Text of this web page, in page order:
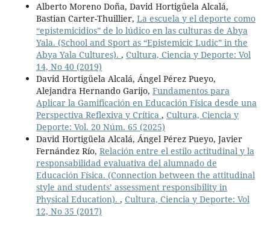
Alberto Moreno Doña, David Hortigüela Alcalá,
Bastian Carter-Thuillier, La escuela y el deporte como
“epistemicidios” de lo lúdico en las culturas de Abya
Yala. (School and Sport as “Epistemicic Ludic” in the
Abya Yala Cultures). , Cultura, Ciencia y Deporte: Vol
14, No 40 (2019)
David Hortigüela Alcalá, Ángel Pérez Pueyo,
Alejandra Hernando Garijo, Fundamentos para
Aplicar la Gamificación en Educación Física desde una
Perspectiva Reflexiva y Crítica , Cultura, Ciencia y
Deporte: Vol. 20 Núm. 65 (2025)
David Hortigüela Alcalá, Ángel Pérez Pueyo, Javier
Fernández Río, Relación entre el estilo actitudinal y la
responsabilidad evaluativa del alumnado de
Educación Física. (Connection between the attitudinal
style and students’ assessment responsibility in
Physical Education). , Cultura, Ciencia y Deporte: Vol
12, No 35 (2017)